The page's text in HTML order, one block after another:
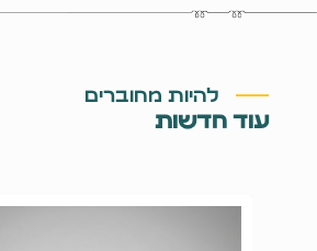
להיות מחוברים
עוד חדשות